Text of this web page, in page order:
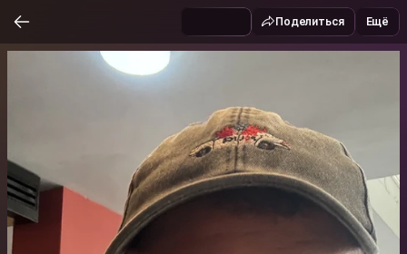
Поделиться Ещё